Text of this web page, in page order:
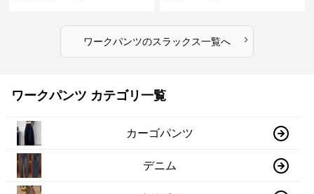
ワークパンツのスラックス一覧へ ›
ワークパンツ カテゴリ一覧
カーゴパンツ
デニム